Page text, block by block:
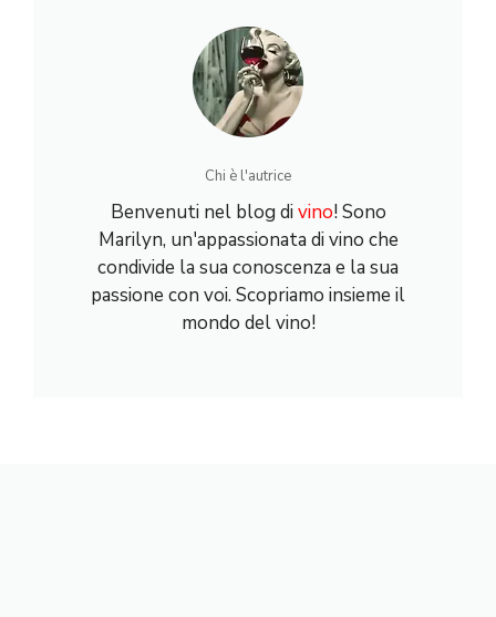
Chi è l'autrice
Benvenuti nel blog divino! Sono
Marilyn, un'appassionata di vino che
condivide la sua conoscenza e la sua
passione con voi. Scopriamo insieme il
mondo del vino!